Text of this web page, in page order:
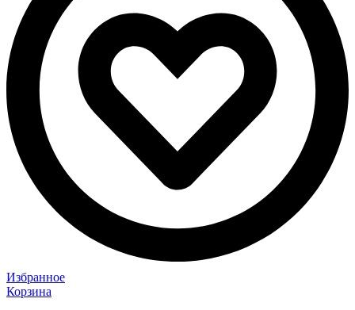
Избранное
Корзина